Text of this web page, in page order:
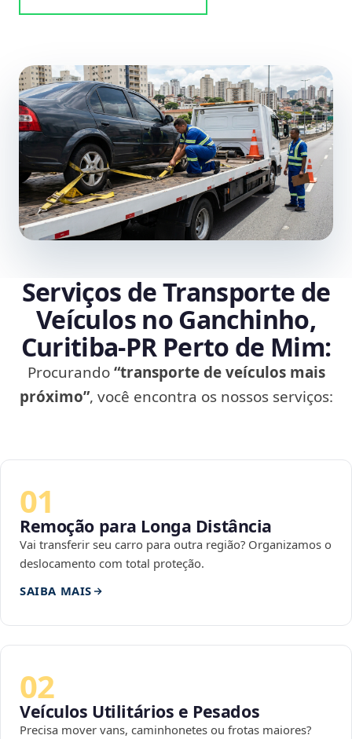
Serviços de Transporte de
Veículos no Ganchinho,
Curitiba‑PR Perto de Mim:
Procurando“transporte de veículos mais
próximo”, você encontra os nossos serviços:
01
Remoção para Longa Distância
Vai transferir seu carro para outra região? Organizamos o
deslocamento com total proteção.
SAIBA MAIS
02
Veículos Utilitários e Pesados
Precisa mover vans, caminhonetes ou frotas maiores?